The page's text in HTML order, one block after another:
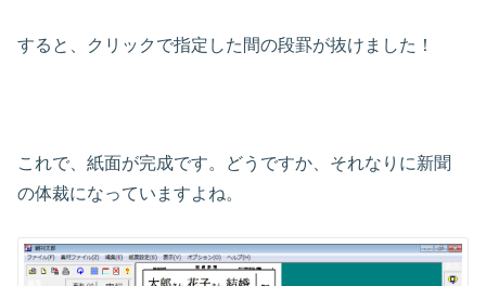
すると、クリックで指定した間の段罫が抜けました！
これで、紙面が完成です。どうですか、それなりに新聞
の体裁になっていますよね。